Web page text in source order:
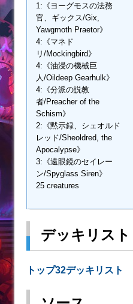
1:《ヨーグモスの法務
官、ギックス/Gix,
Yawgmoth Praetor》
4:《マネド
リ/Mockingbird》
4:《油浸の機械巨
人/Oildeep Gearhulk》
4:《分派の説教
者/Preacher of the
Schism》
2:《黙示録、シェオルド
レッド/Sheoldred, the
Apocalypse》
3:《遠眼鏡のセイレー
ン/Spyglass Siren》
25 creatures
デッキリスト
トップ32デッキリスト